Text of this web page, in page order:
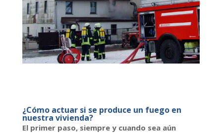
¿Cómo actuar si se produce un fuego en
nuestra vivienda?
El primer paso, siempre y cuando sea aún